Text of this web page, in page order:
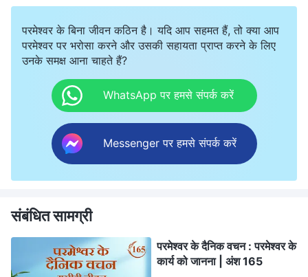
परमेश्वर के बिना जीवन कठिन है। यदि आप सहमत हैं, तो क्या आप
परमेश्वर पर भरोसा करने और उसकी सहायता प्राप्त करने के लिए
उनके समक्ष आना चाहते हैं?
WhatsApp पर हमसे संपर्क करें
Messenger पर हमसे संपर्क करें
संबंधित सामग्री
परमेश्वर के दैनिक वचन : परमेश्वर के
कार्य को जानना | अंश 165